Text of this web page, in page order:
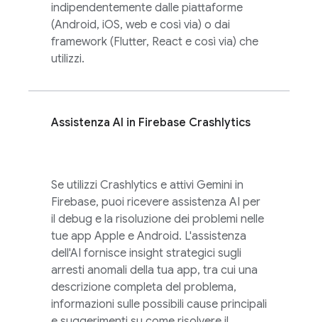
indipendentemente dalle piattaforme
(Android, iOS, web e così via) o dai
framework (Flutter, React e così via) che
utilizzi.
Assistenza AI in Firebase Crashlytics
Se utilizzi Crashlytics e attivi Gemini in
Firebase, puoi ricevere assistenza AI per
il debug e la risoluzione dei problemi nelle
tue app Apple e Android. L'assistenza
dell'AI fornisce insight strategici sugli
arresti anomali della tua app, tra cui una
descrizione completa del problema,
informazioni sulle possibili cause principali